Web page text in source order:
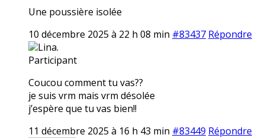
Une poussière isolée
10 décembre 2025 à 22 h 08 min #83437 Répondre
Lina.
Participant
Coucou comment tu vas??
je suis vrm mais vrm désolée
j’espère que tu vas bien!!
11 décembre 2025 à 16 h 43 min #83449 Répondre